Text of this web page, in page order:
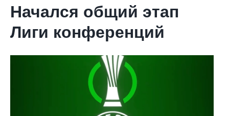
Начался общий этап
Лиги конференций